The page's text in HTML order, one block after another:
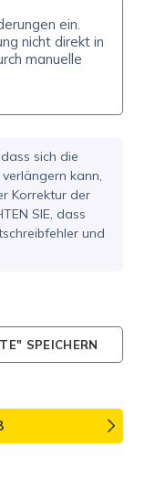
sich die
kann,
Korrektur der
SIE, dass
und
SPEICHERN